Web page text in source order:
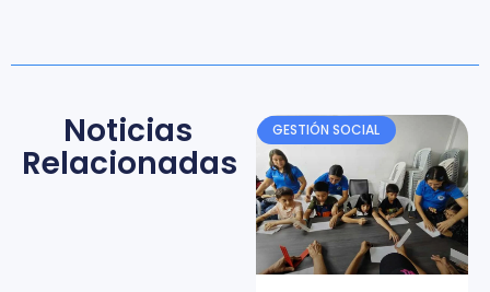
Noticias
Relacionadas
GESTIÓN SOCIAL